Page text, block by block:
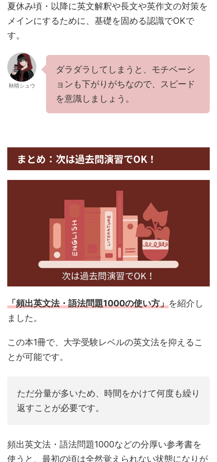
夏休み頃・以降に英文解釈や長文や英作文の対策を
メインにするために、基礎を固める認識でOKで
す。
秋晴シュウ
ダラダラしてしまうと、モチベーシ
ョンも下がりがちなので、スピード
を意識しましょう。
まとめ：次は過去問演習でOK！
「頻出英文法・語法問題1000の使い方」を紹介し
ました。
この本1冊で、大学受験レベルの英文法を抑えるこ
とが可能です。
ただ分量が多いため、時間をかけて何度も繰り
返すことが必要です。
頻出英文法・語法問題1000などの分厚い参考書を
使うと、最初の頃は全然覚えられない状態になりが